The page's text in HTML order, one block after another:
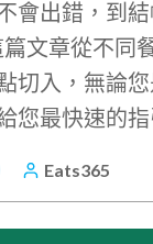
會出錯，到
文章從不同
切入，無論
您最快速的指
Eats365